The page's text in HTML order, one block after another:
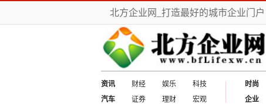
北方企业网_打造最好的城市企业门户
资讯 财经 娱乐
科技
汽车
证券 理财 宏观
时尚
企业